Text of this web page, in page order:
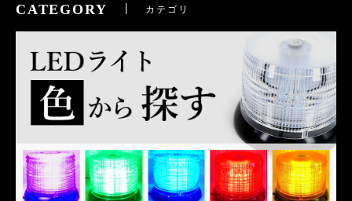
CATEGORY カテゴリ